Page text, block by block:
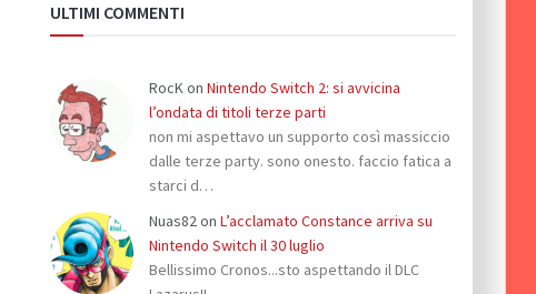
ULTIMI COMMENTI
RocKon Nintendo Switch 2: si avvicina
l’ondata di titoli terze parti
non mi aspettavo un supporto così massiccio
dalle terze party. sono onesto. faccio fatica a
starci d…
Nuas82on L’acclamato Constance arriva su
Nintendo Switch il 30 luglio
Bellissimo Cronos...sto aspettando il DLC